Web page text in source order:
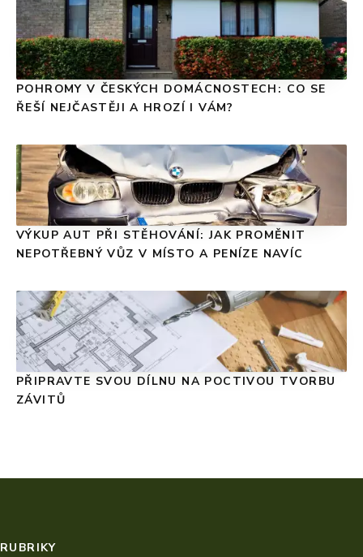
POHROMY V ČESKÝCH DOMÁCNOSTECH: CO SE
ŘEŠÍ NEJČASTĚJI A HROZÍ I VÁM?
VÝKUP AUT PŘI STĚHOVÁNÍ: JAK PROMĚNIT
NEPOTŘEBNÝ VŮZ V MÍSTO A PENÍZE NAVÍC
PŘIPRAVTE SVOU DÍLNU NA POCTIVOU TVORBU
ZÁVITŮ
RUBRIKY